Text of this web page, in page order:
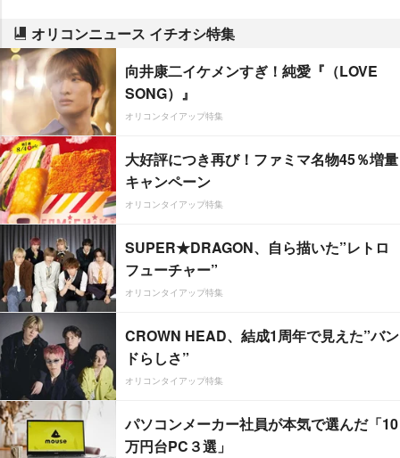
オリコンニュース イチオシ特集
向井康二イケメンすぎ！純愛『（LOVE
SONG）』
オリコンタイアップ特集
大好評につき再び！ファミマ名物45％増量
キャンペーン
オリコンタイアップ特集
SUPER★DRAGON、自ら描いた”レトロ
フューチャー”
オリコンタイアップ特集
CROWN HEAD、結成1周年で見えた”バン
ドらしさ”
オリコンタイアップ特集
パソコンメーカー社員が本気で選んだ「10
万円台PC３選」